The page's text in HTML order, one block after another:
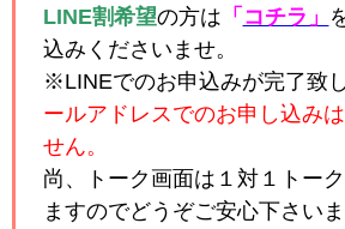
LINE割希望の方は 「 コチラ」
込みくださいませ。
※LINEでのお申込みが完了致
ールアドレスでのお申し込み
せん。
尚、トーク画面は１対１トー
ますのでどうぞご安心下さいま